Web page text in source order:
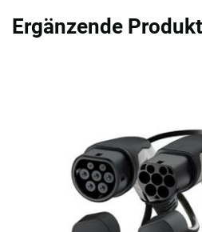
Ergänzende